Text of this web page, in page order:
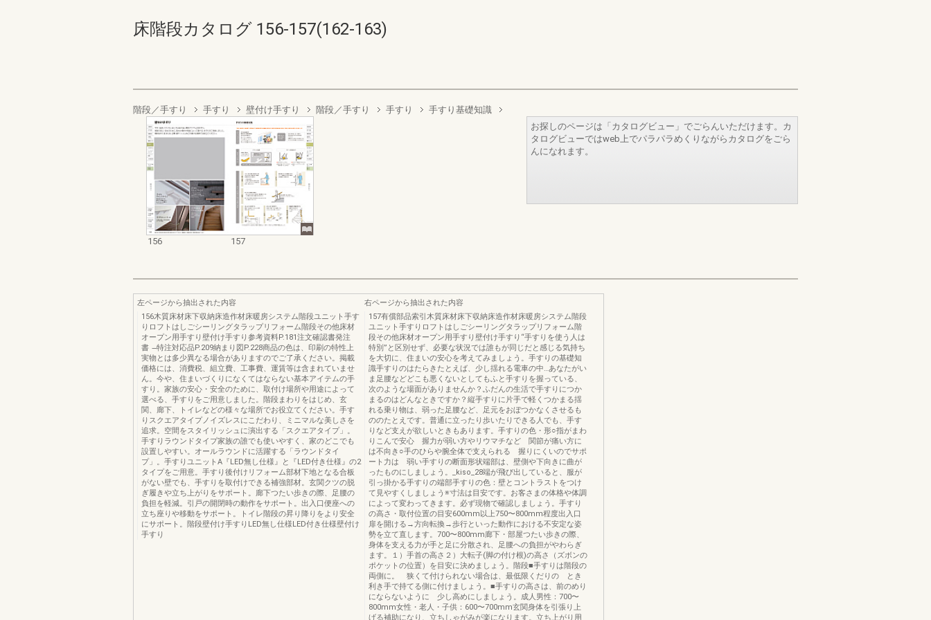
床階段カタログ 156-157(162-163)
階段／手すり 手すり 壁付け手すり 階段／手すり 手すり 手すり基礎知識
156 157
お探しのページは「カタログビュー」でごらんいただけます。カ
タログビューではweb上でパラパラめくりながらカタログをごら
んになれます。
左ページから抽出された内容
156木質床材床下収納床造作材床暖房システム階段ユニット手す
りロフトはしごシーリングタラップリフォーム階段その他床材
オープン用手すり壁付け手すり参考資料P.181注文確認書発注
書 ̶特注対応品P.209納まり図P.228商品の色は、印刷の特性上
実物とは多少異なる場合がありますのでご了承ください。掲載
価格には、消費税、組立費、工事費、運賃等は含まれていませ
ん。今や、住まいづくりになくてはならない基本アイテムの手
すり。家族の安心・安全のために、取付け場所や用途によって
選べる、手すりをご用意しました。階段まわりをはじめ、玄
関、廊下、トイレなどの様々な場所でお役立てください。手す
りスクエアタイプノイズレスにこだわり、ミニマルな美しさを
追求。空間をスタイリッシュに演出する「スクエアタイプ」。
手すりラウンドタイプ家族の誰でも使いやすく、家のどこでも
設置しやすい。オールラウンドに活躍する「ラウンドタイ
プ」。手すりユニットA『LED無し仕様』と『LED付き仕様』の2
タイプをご用意。手すり後付けリフォーム部材下地となる合板
がない壁でも、手すりを取付けできる補強部材。玄関クツの脱
ぎ履きや立ち上がりをサポート。廊下つたい歩きの際、足腰の
負担を軽減。引戸の開閉時の動作をサポート。出入口便座への
立ち座りや移動をサポート。トイレ階段の昇り降りをより安全
にサポート。階段壁付け手すりLED無し仕様LED付き仕様壁付け
手すり
右ページから抽出された内容
157有償部品索引木質床材床下収納床造作材床暖房システム階段
ユニット手すりロフトはしごシーリングタラップリフォーム階
段その他床材オープン用手すり壁付け手すり“手すりを使う人は
特別”と区別せず、必要な状況では誰もが同じだと感じる気持ち
を大切に、住まいの安心を考えてみましょう。手すりの基礎知
識手すりのはたらきたとえば、少し揺れる電車の中…あなたがい
ま足腰などどこも悪くないとしてもふと手すりを握っている、
次のような場面がありませんか？ふだんの生活で手すりにつか
まるのはどんなときですか？縦手すりに片手で軽くつかまる揺
れる乗り物は、弱った足腰など、足元をおぼつかなくさせるも
ののたとえです。普通に立ったり歩いたりできる人でも、手す
りなど支えが欲しいときもあります。手すりの色・形○指がまわ
りこんで安心 握力が弱い方やリウマチなど 関節が痛い方に
は不向き○手のひらや腕全体で支えられる 握りにくいのでサポ
ート力は 弱い手すりの断面形状端部は、壁側や下向きに曲が
ったものにしましょう。_kiso_28端が飛び出していると、服が
引っ掛かる手すりの端部手すりの色：壁とコントラストをつけ
て見やすくしましょう※寸法は目安です。お客さまの体格や体調
によって変わってきます。必ず現物で確認しましょう。手すり
の高さ・取付位置の目安600mm以上750〜800mm程度出入口
扉を開ける→方向転換→歩行といった動作における不安定な姿
勢を立て直します。700〜800mm廊下・部屋つたい歩きの際、
身体を支える力が手と足に分散され、足腰への負担がやわらぎ
ます。１）手首の高さ２）大転子(脚の付け根)の高さ（ズボンの
ポケットの位置）を目安に決めましょう。階段■手すりは階段の
両側に。 狭くて付けられない場合は、最低限くだりの とき
利き手で持てる側に付けましょう。■手すりの高さは、前のめり
にならないように 少し高めにしましょう。成人男性：700〜
800mm女性・老人・子供：600〜700mm玄関身体を引張り上
げる補助になり、立ちしゃがみが楽になります。立ち上がり用